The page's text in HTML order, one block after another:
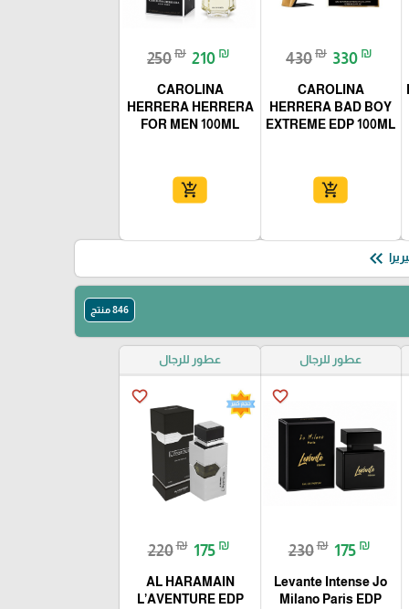
430₪ 330 ₪
CAROLINA
HERRERA BAD BOY
EXTREME EDP 100ML
add_shopping_cart
250₪ 210 ₪
CAROLINA
HERRERA HERRERA
FOR MEN 100ML
add_shopping_cart
keyboard_double_arrow_left
846 منتج
عطور للرجال
favorite_border
230₪ 175 ₪
Levante Intense Jo
Milano Paris EDP
عطور للرجال
favorite_border
220₪ 175 ₪
AL HARAMAIN
L’AVENTURE EDP